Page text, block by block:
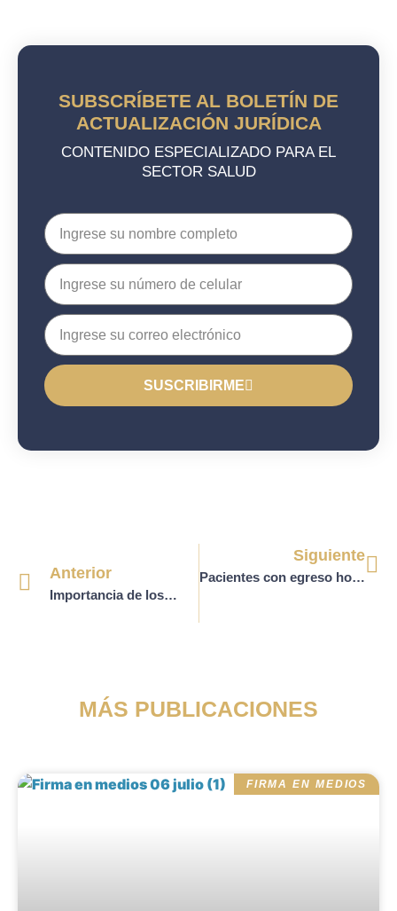
SUBSCRÍBETE AL BOLETÍN DE
ACTUALIZACIÓN JURÍDICA
CONTENIDO ESPECIALIZADO PARA EL
SECTOR SALUD
SUSCRIBIRME
Anterior
Importancia de los comités de ética médica en instituciones prestadoras de servicios de salud (IPS).
Siguiente
Pacientes con egreso hospitalario, en estado de abandono. ¿Un costo no cubierto para las Instituciones Prestadoras de Servicios de Salud (IPS)?
MÁS PUBLICACIONES
FIRMA EN MEDIOS